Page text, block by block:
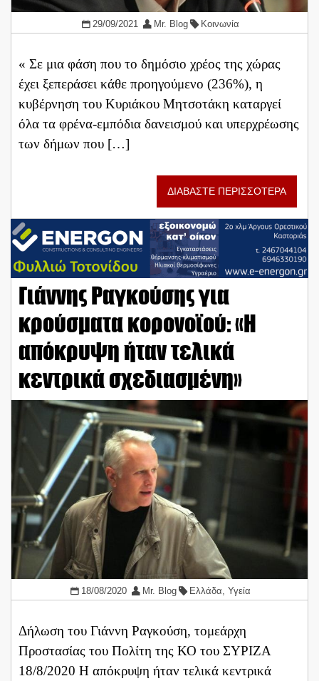
29/09/2021 Mr. Blog Κοινωνία
« Σε μια φάση που το δημόσιο χρέος της χώρας
έχει ξεπεράσει κάθε προηγούμενο (236%), η
κυβέρνηση του Κυριάκου Μητσοτάκη καταργεί
όλα τα φρένα-εμπόδια δανεισμού και υπερχρέωσης
των δήμων που […]
ΔΙΑΒΑΣΤΕ ΠΕΡΙΣΣΟΤΕΡΑ
Γιάννης Ραγκούσης για
κρούσματα κορονοϊού: «Η
απόκρυψη ήταν τελικά
κεντρικά σχεδιασμένη»
18/08/2020 Mr. Blog Ελλάδα Υγεία
Δήλωση του Γιάννη Ραγκούση, τομεάρχη
Προστασίας του Πολίτη της ΚΟ του ΣΥΡΙΖΑ
18/8/2020 Η απόκρυψη ήταν τελικά κεντρικά